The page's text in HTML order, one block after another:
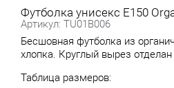
Футболка унисекс E150
Артикул: TU01B006
Бесшовная футболка из
хлопка. Круглый вырез отделан
Таблица размеров: